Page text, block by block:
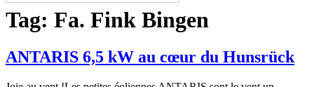
Tag: Fa. Fink Bingen
ANTARIS 6,5 kW au cœur du Hunsrück